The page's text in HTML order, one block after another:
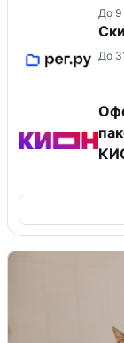
До 9
До